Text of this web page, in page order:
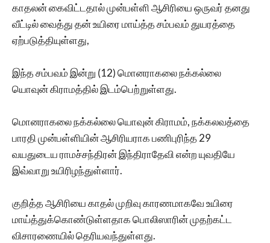
காதலன் கைவிட்டதால் முன்பள்ளி ஆசிரியை ஒருவர் தனது
வீட்டில் வைத்து தன் உயிரை மாய்த்த சம்பவம் துயரத்தை
ஏற்படுத்தியுள்ளது,
இந்த சம்பவம் இன்று (12) மொனராகலை நக்கல்லை
யொவுன் கிராமத்தில் இடம்பெற்றுள்ளது.
மொனராகலை நக்கல்லை யொவுன் கிராமம், நக்கலவத்தை
பாரதி முன்பள்ளியின் ஆசிரியராக பணிபுரிந்த 29
வயதுடைய ராமச்சந்திரன் இந்திராதேவி என்ற யுவதியே
இவ்வாறு உயிரிழந்துள்ளார்.
குறித்த ஆசிரியை காதல் முறிவு காரணமாகவே உயிரை
மாய்த்துக்கொண்டுள்ளதாக பொலிஸாரின் முதற்கட்ட
விசாரணையில் தெரியவந்துள்ளது.